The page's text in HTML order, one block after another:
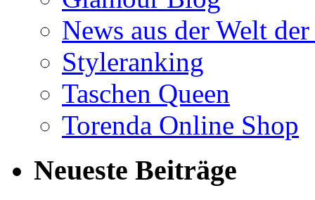
News aus der Welt
Styleranking
Taschen Queen
Torenda Online Shop
Neueste Beiträge